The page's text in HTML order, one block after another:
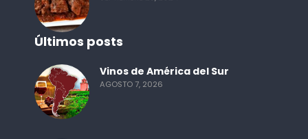
Últimos posts
Vinos de América del Sur
AGOSTO 7, 2026